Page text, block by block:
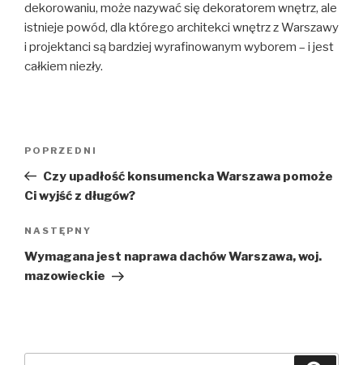
dekorowaniu, może nazywać się dekoratorem wnętrz, ale
istnieje powód, dla którego architekci wnętrz z Warszawy
i projektanci są bardziej wyrafinowanym wyborem – i jest
całkiem niezły.
Poprzedni
wpis
POPRZEDNI
Czy upadłość konsumencka Warszawa pomoże
Ci wyjść z długów?
Następny
wpis
NASTĘPNY
Wymagana jest naprawa dachów Warszawa, woj.
mazowieckie